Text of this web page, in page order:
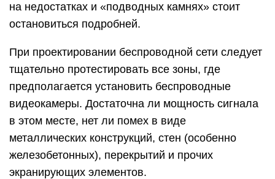
на недостатках и «подводных камнях» стоит
остановиться подробней.
При проектировании беспроводной сети следует
тщательно протестировать все зоны, где
предполагается установить беспроводные
видеокамеры. Достаточна ли мощность сигнала
в этом месте, нет ли помех в виде
металлических конструкций, стен (особенно
железобетонных), перекрытий и прочих
экранирующих элементов.